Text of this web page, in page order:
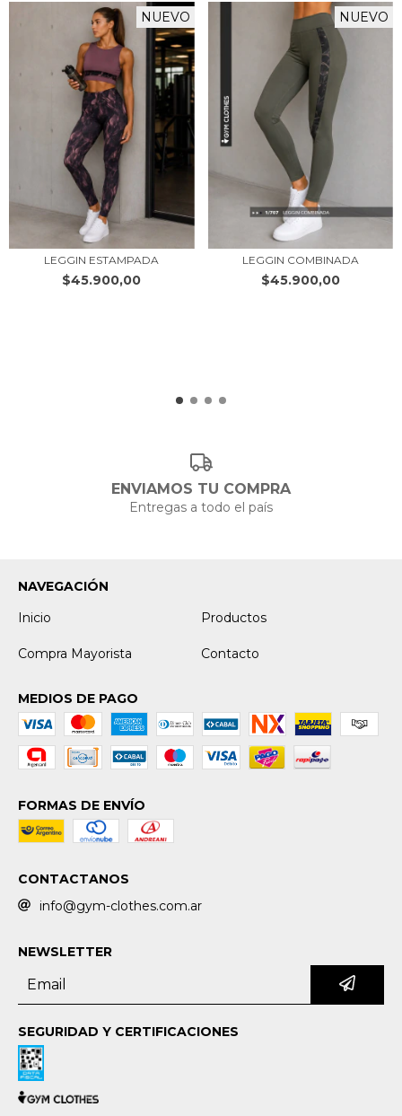
NUEVO
LEGGIN ESTAMPADA
$45.900,00
NUEVO
LEGGIN COMBINADA
$45.900,00
ENVIAMOS TU COMPRA
Entregas a todo el país
NAVEGACIÓN
Inicio
Productos
Compra Mayorista Contacto
MEDIOS DE PAGO
FORMAS DE ENVÍO
CONTACTANOS
info@gym-clothes.com.ar
NEWSLETTER
SEGURIDAD Y CERTIFICACIONES